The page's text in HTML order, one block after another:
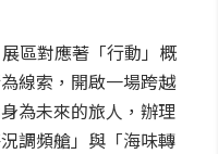
區對應著「行動」概
線索，開啟一場跨越
為未來的旅人，辦理
調頻艙」與「海味轉